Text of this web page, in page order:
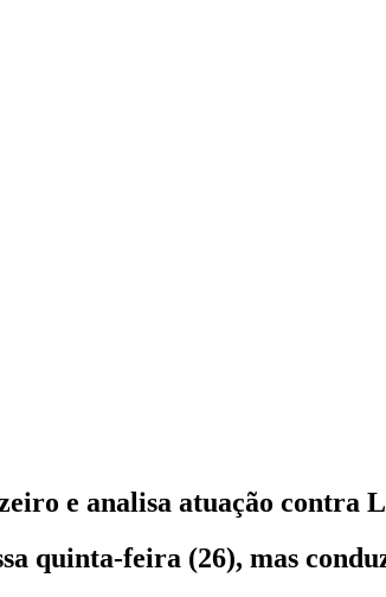
e analisa atuação contra
quinta-feira (26), mas